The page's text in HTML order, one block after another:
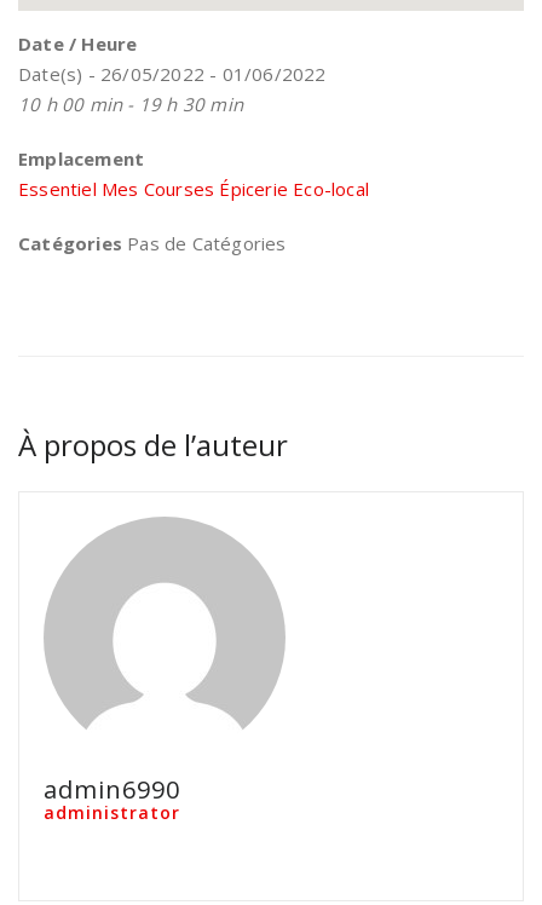
Date / Heure
Date(s) - 26/05/2022 - 01/06/2022
10 h 00 min - 19 h 30 min
Emplacement
Essentiel Mes Courses Épicerie Eco-local
Catégories Pas de Catégories
À propos de l’auteur
admin6990
administrator